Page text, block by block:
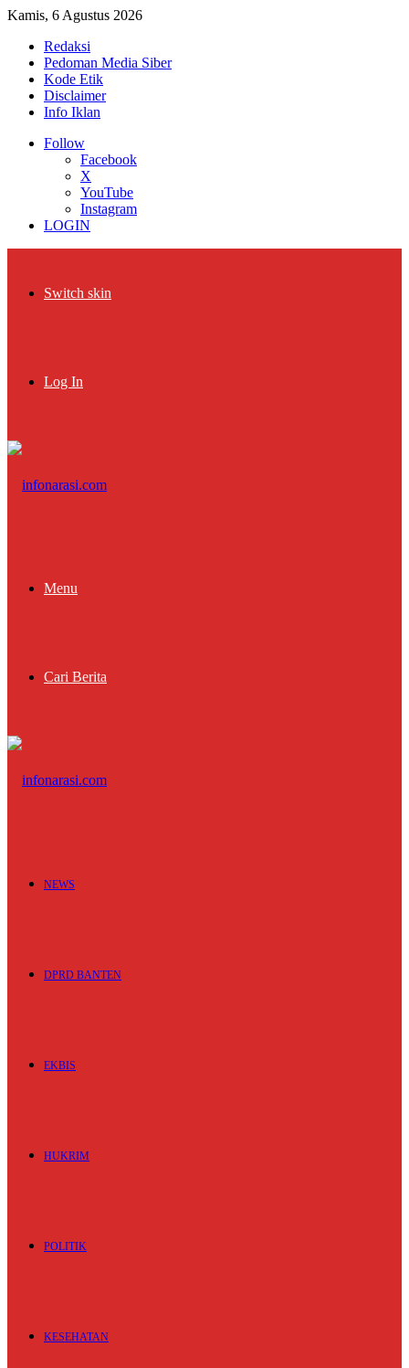
Kamis, 6 Agustus 2026
Redaksi
Pedoman Media Siber
Kode Etik
Disclaimer
Info Iklan
Follow
Facebook
X
YouTube
Instagram
LOGIN
Switch skin
Log In
Menu
Cari Berita
NEWS
DPRD BANTEN
EKBIS
HUKRIM
POLITIK
KESEHATAN